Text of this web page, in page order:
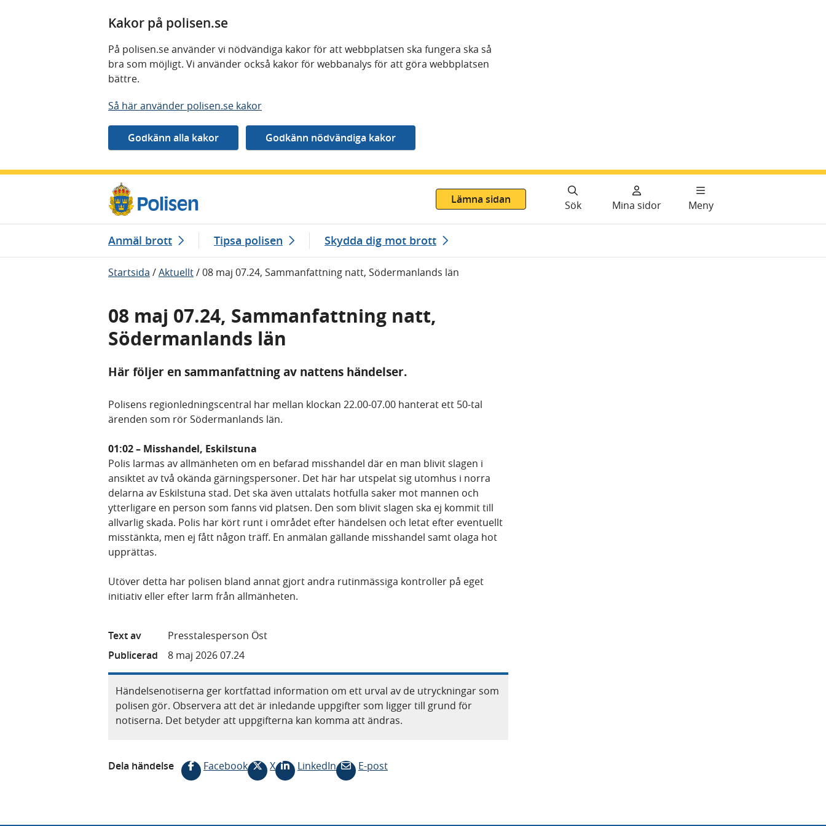
Kakor på polisen.se
På polisen.se använder vi nödvändiga kakor för att webbplatsen ska fungera ska så
bra som möjligt. Vi använder också kakor för webbanalys för att göra webbplatsen
bättre.
Så här använder polisen.se kakor
Lämna sidan
Sök Mina sidor Meny
Anmäl brott Tipsa polisen Skydda dig mot brott
Startsida /Aktuellt/08 maj 07.24, Sammanfattning natt, Södermanlands län
08 maj 07.24, Sammanfattning natt,
Södermanlands län
Här följer en sammanfattning av nattens händelser.
Polisens regionledningscentral har mellan klockan 22.00-07.00 hanterat ett 50-tal
ärenden som rör Södermanlands län.
01:02 – Misshandel, Eskilstuna
Polis larmas av allmänheten om en befarad misshandel där en man blivit slagen i
ansiktet av två okända gärningspersoner. Det här har utspelat sig utomhus i norra
delarna av Eskilstuna stad. Det ska även uttalats hotfulla saker mot mannen och
ytterligare en person som fanns vid platsen. Den som blivit slagen ska ej kommit till
allvarlig skada. Polis har kört runt i området efter händelsen och letat efter eventuellt
misstänkta, men ej fått någon träff. En anmälan gällande misshandel samt olaga hot
upprättas.
Utöver detta har polisen bland annat gjort andra rutinmässiga kontroller på eget
initiativ eller efter larm från allmänheten.
Text av
Presstalesperson Öst
Publicerad
8 maj 2026 07.24
Händelsenotiserna ger kortfattad information om ett urval av de utryckningar som
polisen gör. Observera att det är inledande uppgifter som ligger till grund för
notiserna. Det betyder att uppgifterna kan komma att ändras.
Dela händelse Facebook X LinkedIn E-post